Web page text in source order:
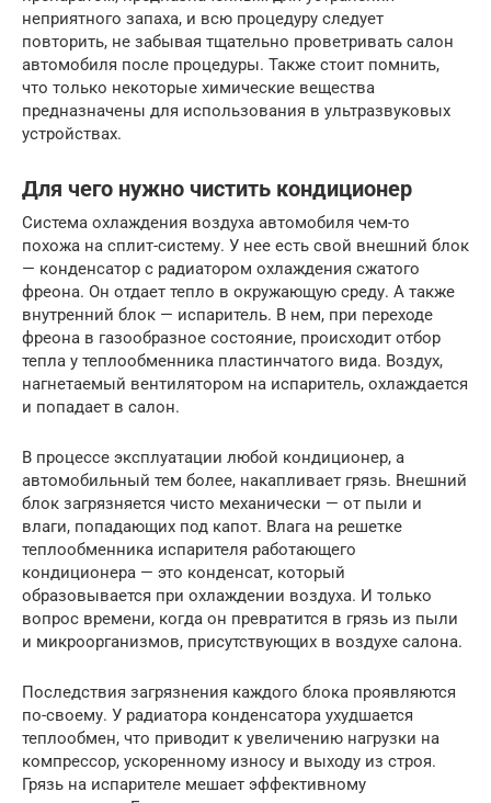
неприятного запаха, и всю процедуру следует
повторить, не забывая тщательно проветривать салон
автомобиля после процедуры. Также стоит помнить,
что только некоторые химические вещества
предназначены для использования в ультразвуковых
устройствах.
Для чего нужно чистить кондиционер
Система охлаждения воздуха автомобиля чем-то
похожа на сплит-систему. У нее есть свой внешний блок
— конденсатор с радиатором охлаждения сжатого
фреона. Он отдает тепло в окружающую среду. А также
внутренний блок — испаритель. В нем, при переходе
фреона в газообразное состояние, происходит отбор
тепла у теплообменника пластинчатого вида. Воздух,
нагнетаемый вентилятором на испаритель, охлаждается
и попадает в салон.
В процессе эксплуатации любой кондиционер, а
автомобильный тем более, накапливает грязь. Внешний
блок загрязняется чисто механически — от пыли и
влаги, попадающих под капот. Влага на решетке
теплообменника испарителя работающего
кондиционера — это конденсат, который
образовывается при охлаждении воздуха. И только
вопрос времени, когда он превратится в грязь из пыли
и микроорганизмов, присутствующих в воздухе салона.
Последствия загрязнения каждого блока проявляются
по-своему. У радиатора конденсатора ухудшается
теплообмен, что приводит к увеличению нагрузки на
компрессор, ускоренному износу и выходу из строя.
Грязь на испарителе мешает эффективному